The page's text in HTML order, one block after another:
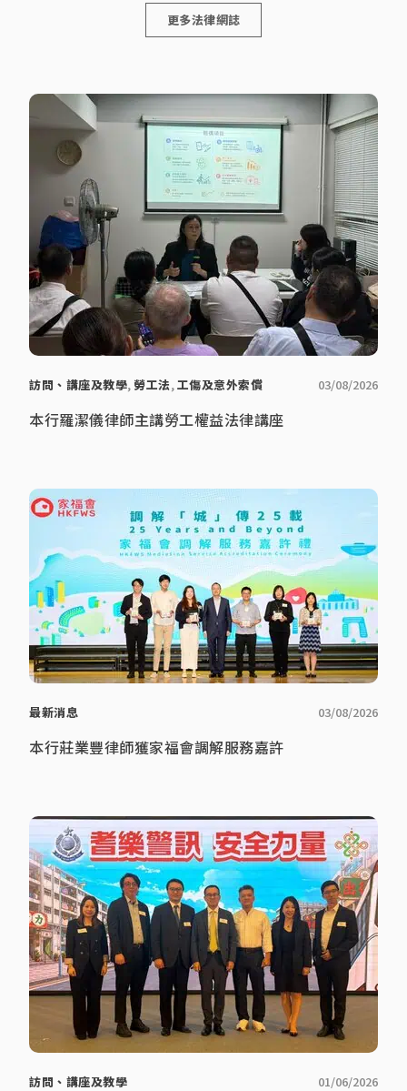
更多法律網誌
訪問、講座及教學, 勞工法,工傷及意外索償 03/08/2026
本行羅潔儀律師主講勞工權益法律講座
最新消息 03/08/2026
本行莊業豐律師獲家福會調解服務嘉許
訪問、講座及教學 01/06/2026